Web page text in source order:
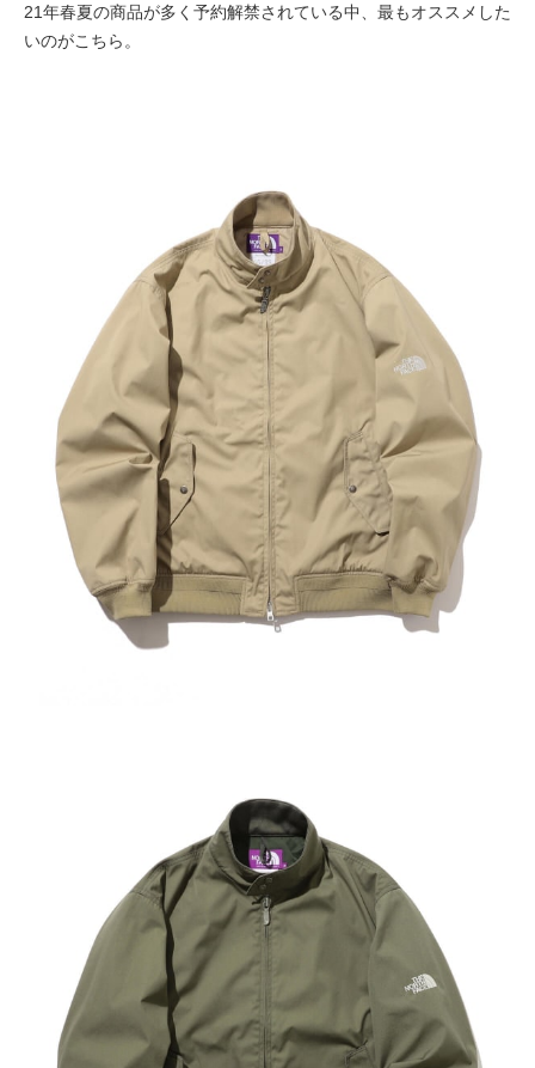
21年春夏の商品が多く予約解禁されている中、最もオススメした
いのがこちら。